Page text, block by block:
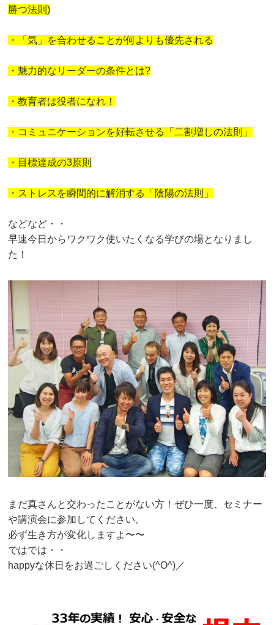
勝つ法則)
・「気」を合わせることが何よりも優先される
・魅力的なリーダーの条件とは?
・教育者は役者になれ！
・コミュニケーションを好転させる「二割増しの法則」
・目標達成の3原則
・ストレスを瞬間的に解消する「陰陽の法則」
などなど・・
早速今日からワクワク使いたくなる学びの場となりまし
た！
まだ真さんと交わったことがない方！ぜひ一度、セミナー
や講演会に参加してください。
必ず生き方が変化しますよ〜〜
ではでは・・
happyな休日をお過ごしください(^O^)／